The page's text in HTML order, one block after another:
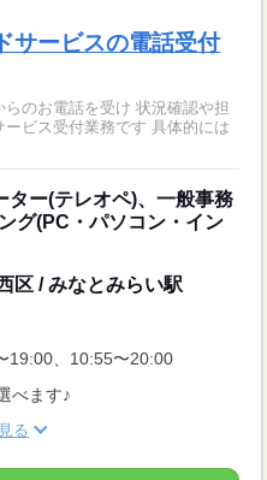
サービスの電話受付
のお電話を受け 状況確認や担
ビス受付業務です 具体的には
ター(テレオペ)、一般事務
グ(PC・パソコン・イン
区 / みなとみらい駅
19:00、10:55〜20:00
べます♪
る